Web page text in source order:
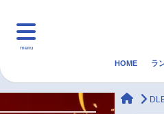
menu
HOME ラ